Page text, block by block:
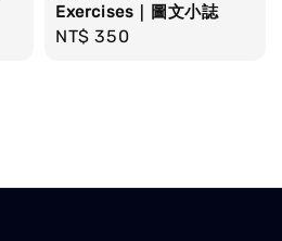
Exercises｜圖文小誌
Regular
NT$ 350